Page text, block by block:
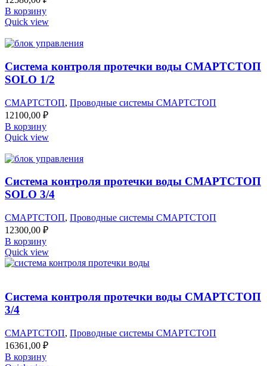
В корзину
Quick view
Система контроля протечки воды СМАРТСТОП
SOLO 1/2
СМАРТСТОП, Проводные системы СМАРТСТОП
12100,00 ₽
В корзину
Quick view
Система контроля протечки воды СМАРТСТОП
SOLO 3/4
СМАРТСТОП, Проводные системы СМАРТСТОП
12300,00 ₽
В корзину
Quick view
Система контроля протечки воды СМАРТСТОП
3/4
СМАРТСТОП, Проводные системы СМАРТСТОП
16361,00 ₽
В корзину